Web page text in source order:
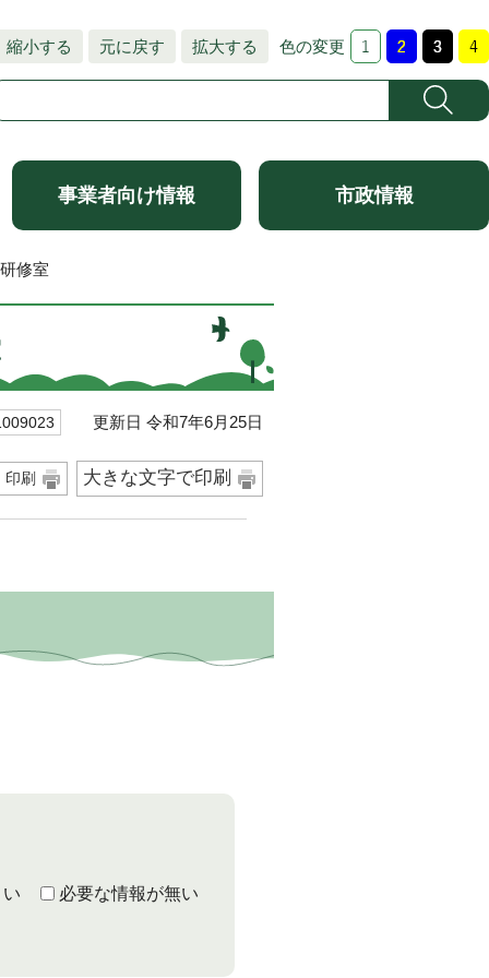
縮小する 元に戻す 拡大する 色の変更
事業者向け情報 市政情報
修室
更新日 令和7年6月25日
印刷 大きな文字で印刷
必要な情報が無い